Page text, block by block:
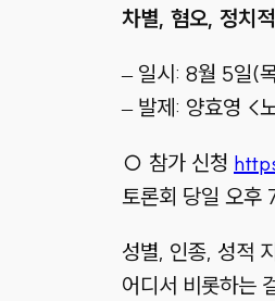
차별, 혐오, 정치
– 일시: 8월 5일(
– 발제: 양효영 <
○ 참가 신청
토론회 당일 오후
성별, 인종, 성적
어디서 비롯하는